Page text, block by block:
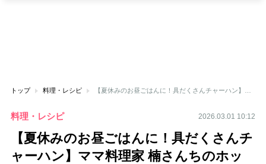
トップ 料理・レシピ
料理・レシピ 2026.03.01 10:12
【夏休みのお昼ごはんに！具だくさんチ
ャーハン】ママ料理家 楠さんちのホッ